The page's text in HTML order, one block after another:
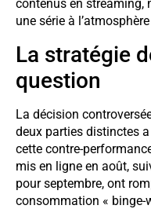
contenus en streaming,
une série à
La stratégie
question
La décision
deux parties distinctes
cette contre-
mis en ligne en août,
pour septembre, ont
consommation « binge-